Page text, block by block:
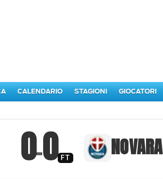
CALENDARIO STAGIONI GIOCATORI
0–0 FT NOVARA